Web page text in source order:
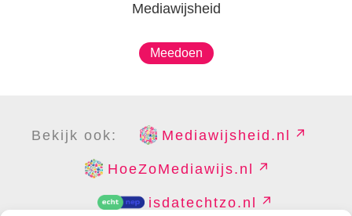
Mediawijsheid
Meedoen
Bekijk ook: Mediawijsheid.nl
HoeZoMediawijs.nl
isdatechtzo.nl